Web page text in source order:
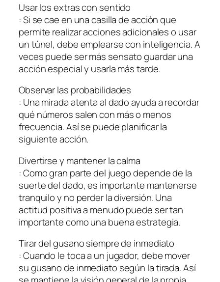
Usar los extras con sentido
: Si se cae en una casilla de acción que
permite realizar acciones adicionales o usar
un túnel, debe emplearse con inteligencia. A
veces puede ser más sensato guardar una
acción especial y usarla más tarde.
Observar las probabilidades
: Una mirada atenta al dado ayuda a recordar
qué números salen con más o menos
frecuencia. Así se puede planificar la
siguiente acción.
Divertirse y mantener la calma
: Como gran parte del juego depende de la
suerte del dado, es importante mantenerse
tranquilo y no perder la diversión. Una
actitud positiva a menudo puede ser tan
importante como una buena estrategia.
Tirar del gusano siempre de inmediato
: Cuando le toca a un jugador, debe mover
su gusano de inmediato según la tirada. Así